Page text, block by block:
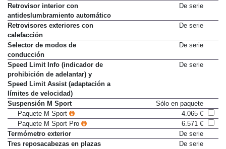
Retrovisor interior con
antideslumbramiento automático
De serie
Retrovisores exteriores con
calefacción
De serie
Selector de modos de
conducción
De serie
Speed Limit Info (indicador de
prohibición de adelantar) y
Speed Limit Assist (adaptación a
límites de velocidad)
De serie
Suspensión M Sport
Sólo en paquete
Paquete M Sport
4.065 €
Paquete M Sport Pro
6.571 €
Termómetro exterior
De serie
Tres reposacabezas en plazas
De serie